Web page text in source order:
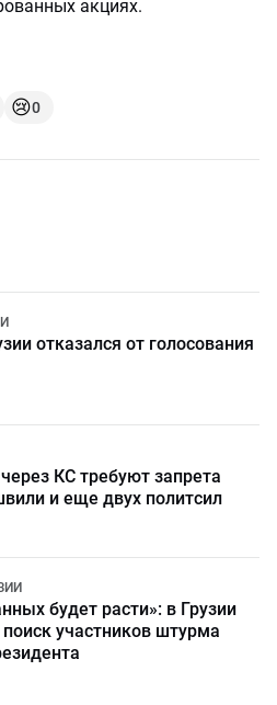
акциях.
😢0
отказался от голосования
КС требуют запрета
и еще двух политсил
будет расти»: в Грузии
участников штурма